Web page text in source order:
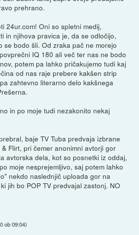
prehrano.
24ur.com! Oni so spletni medij,
in njihova pravica je, da se odločijo,
se bodo šli. Od zraka pač ne morejo
IQ 180 ali več ter nas ne bodo
potem pa lahko pričakujemo tudi kaj
od nas raje prebere kakšen strip
zahtevno literarno delo kakšnega
in po moje tudi nezakonito nekaj
baje TV Tuba predvaja izbrane
Flirt, pri čemer anonimni avtorji gor
avtorska dela, kot so posnetki iz oddaj,
moje nesprejemljivo, saj potem lahko
nekdo naslednjič uploada gor na
jih bo POP TV predvajal zastonj. NO
ob 09:04)